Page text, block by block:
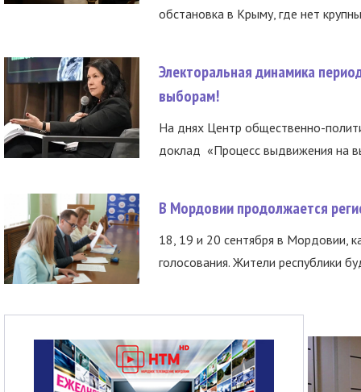
обстановка в Крыму, где нет
Электоральная динамика
выборам!
На днях Центр общественно-
доклад «Процесс выдвижения на
В Мордовии продолжается
18, 19 и 20 сентября в Мордовии,
голосования. Жители республики